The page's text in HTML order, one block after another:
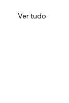
Ver tudo